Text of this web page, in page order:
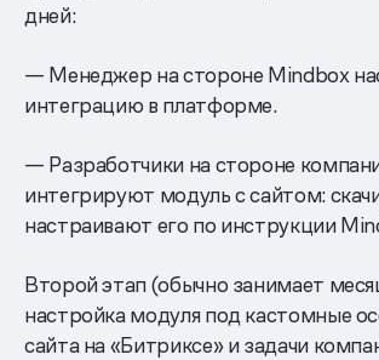
дней:
— Менеджер на стороне Mindbox
интеграцию в платформе.
— Разработчики на стороне
интегрируют модуль с сайтом:
настраивают его по инструкции
Второй этап (обычно занимает
настройка модуля под кастомные
сайта на «Битриксе» и задачи